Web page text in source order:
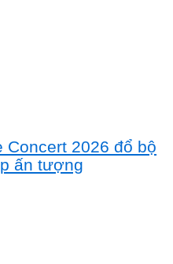
Concert 2026 đổ bộ
ấn tượng